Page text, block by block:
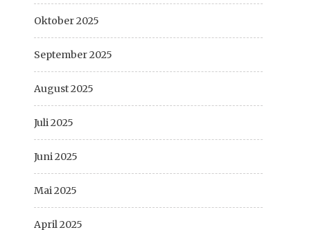
Oktober 2025
September 2025
August 2025
Juli 2025
Juni 2025
Mai 2025
April 2025